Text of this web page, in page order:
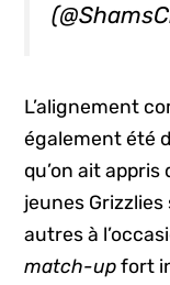
L’alignement
également été
qu’on ait appris
jeunes
autres à
match-up fort